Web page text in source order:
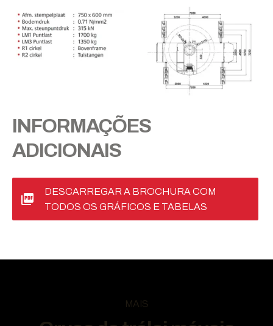
INFORMAÇÕES
ADICIONAIS
DESCARREGAR A BROCHURA COM
TODOS OS GRÁFICOS E TABELAS
MAIS